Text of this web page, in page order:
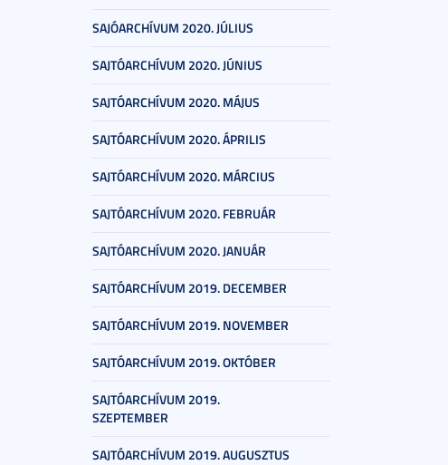
SAJÓARCHÍVUM 2020. JÚLIUS
SAJTÓARCHÍVUM 2020. JÚNIUS
SAJTÓARCHÍVUM 2020. MÁJUS
SAJTÓARCHÍVUM 2020. ÁPRILIS
SAJTÓARCHÍVUM 2020. MÁRCIUS
SAJTÓARCHÍVUM 2020. FEBRUÁR
SAJTÓARCHÍVUM 2020. JANUÁR
SAJTÓARCHÍVUM 2019. DECEMBER
SAJTÓARCHÍVUM 2019. NOVEMBER
SAJTÓARCHÍVUM 2019. OKTÓBER
SAJTÓARCHÍVUM 2019.
SZEPTEMBER
SAJTÓARCHÍVUM 2019. AUGUSZTUS